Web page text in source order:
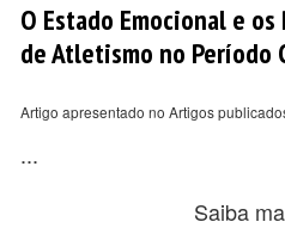
O Estado Emocional e
de Atletismo no Período
Artigo apresentado no Artigos
...
Saiba